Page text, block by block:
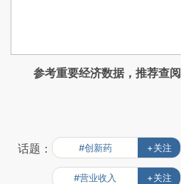
参考重要经济数据，推荐查阅
话题： #创新药 +关注
#营业收入 +关注